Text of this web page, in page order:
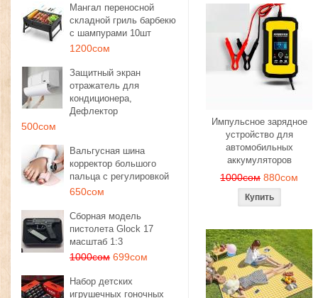
Мангал переносной
складной гриль барбекю
с шампурами 10шт
1200сом
Защитный экран
отражатель для
кондиционера,
Дефлектор
500сом
Вальгусная шина
корректор большого
пальца с регулировкой
650сом
Сборная модель
пистолета Glock 17
масштаб 1:3
1000сом 699сом
Набор детских
игрушечных гоночных
Импульсное зарядное
устройство для
автомобильных
аккумуляторов
1000сом 880сом